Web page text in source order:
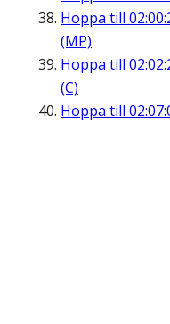
Hoppa till
(MP)
Hoppa till
(C)
Hoppa till